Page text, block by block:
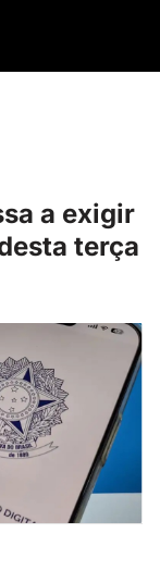
a exigir
terça